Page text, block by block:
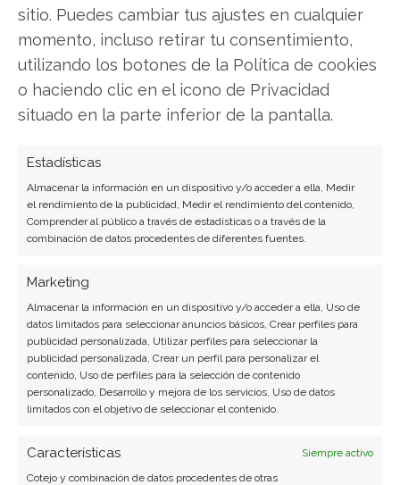
sitio. Puedes cambiar tus ajustes en cualquier
momento, incluso retirar tu consentimiento,
utilizando los botones de la Política de cookies
o haciendo clic en el icono de Privacidad
situado en la parte inferior de la pantalla.
Estadísticas
Almacenar la información en un dispositivo y/o acceder a ella, Medir
el rendimiento de la publicidad, Medir el rendimiento del contenido,
Comprender al público a través de estadísticas o a través de la
combinación de datos procedentes de diferentes fuentes.
Marketing
Almacenar la información en un dispositivo y/o acceder a ella, Uso de
datos limitados para seleccionar anuncios básicos, Crear perfiles para
publicidad personalizada, Utilizar perfiles para seleccionar la
publicidad personalizada, Crear un perfil para personalizar el
contenido, Uso de perfiles para la selección de contenido
personalizado, Desarrollo y mejora de los servicios, Uso de datos
limitados con el objetivo de seleccionar el contenido.
Características
Siempre activo
Cotejo y combinación de datos procedentes de otras
Copiar enlace
Carmen Ruiz López
Periodista especializada en tecnología y
experiencia. Experta en inteligencia artificial,
Ver todos los artículos →